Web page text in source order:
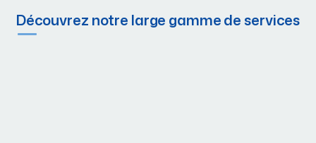
Découvrez notre large gamme de services